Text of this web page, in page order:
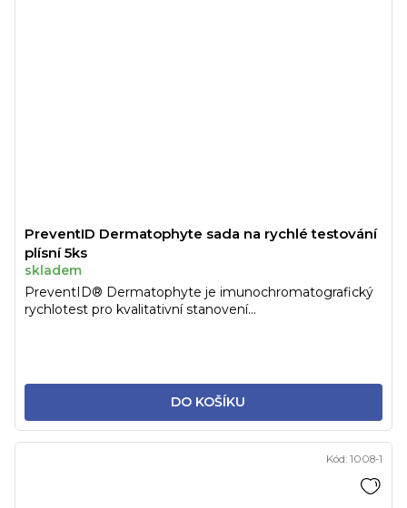
PreventID Dermatophyte sada na rychlé testování
plísní 5ks
skladem
DO KOŠÍKU
PreventID® Dermatophyte je imunochromatografický
rychlotest pro kvalitativní stanovení...
Kód: 1008-1